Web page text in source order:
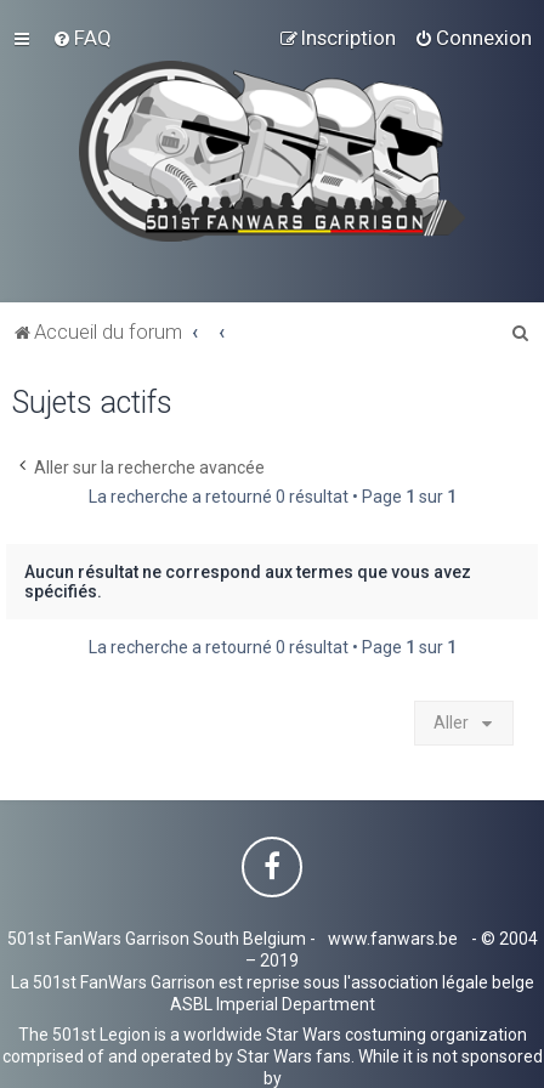
FAQ Connexion
Inscription
Accueil du forum
Sujets actifs
Aller sur la recherche avancée
La recherche a retourné 0 résultat • Page 1 sur 1
Aucun résultat ne correspond aux termes que vous avez
spécifiés.
La recherche a retourné 0 résultat • Page 1 sur 1
Aller
501st FanWars Garrison South Belgium - www.fanwars.be
- © 2004
– 2019
La 501st FanWars Garrison est reprise sous l'association légale belge
ASBL Imperial Department
The 501st Legion is a worldwide Star Wars costuming organization
comprised of and operated by Star Wars fans. While it is not sponsored
by